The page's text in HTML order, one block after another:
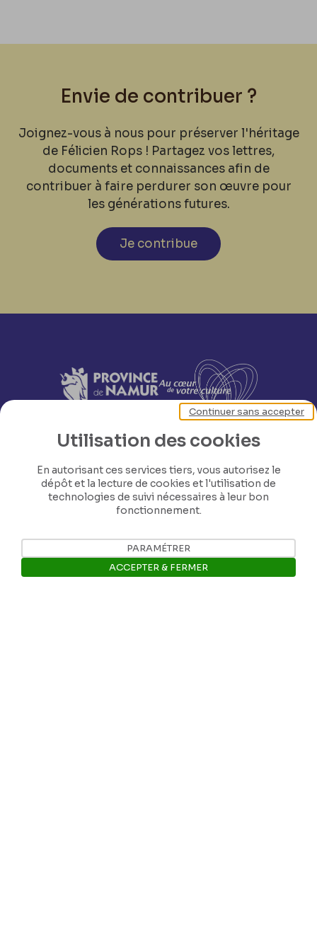
Envie de contribuer ?
Joignez-vous à nous pour préserver l'héritage
de Félicien Rops ! Partagez vos lettres,
documents et connaissances afin de
contribuer à faire perdurer son œuvre pour
les générations futures.
Je contribue
Utilisation des cookies
En autorisant ces services tiers, vous autorisez le
dépôt et la lecture de cookies et l'utilisation de
technologies de suivi nécessaires à leur bon
fonctionnement.
Continuer sans accepter
PARAMÉTRER
ACCEPTER & FERMER